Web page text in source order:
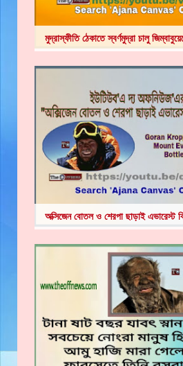
মুদ্রাস্ফীতি ঠেকাতে স্বর্ণমুদ্রা চালু
অক্সিজেন বোতল ও শেরপা ছাড়াই এভারেস্ট